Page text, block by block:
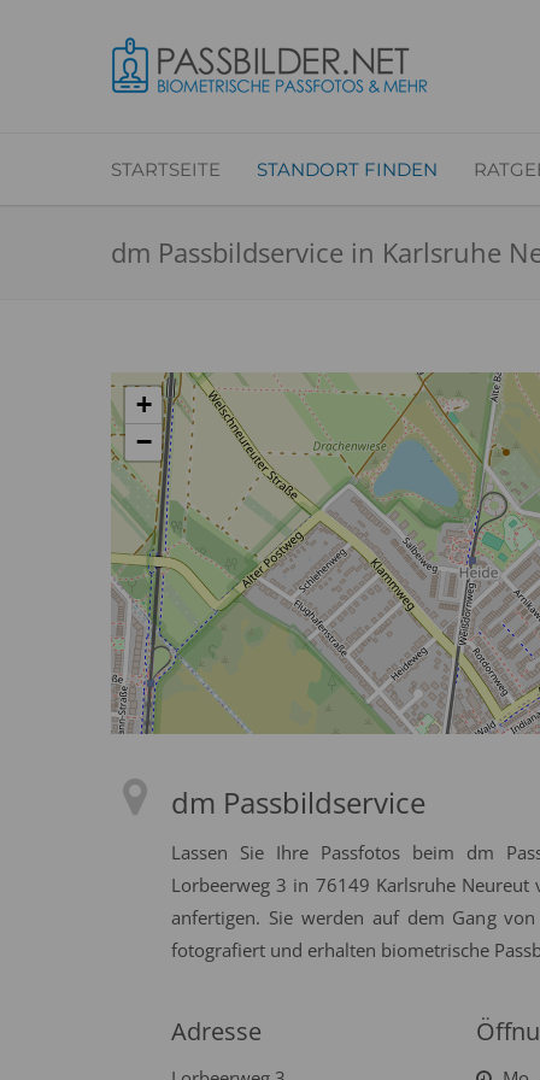
STARTSEITE STANDORT FINDEN
dm Passbildservice in Karlsruhe
+
−
dm Passbildservice
Lassen Sie Ihre Passfotos beim dm
Lorbeerweg 3 in 76149 Karlsruhe
anfertigen. Sie werden auf dem Gang
fotografiert und erhalten biometrische
Adresse